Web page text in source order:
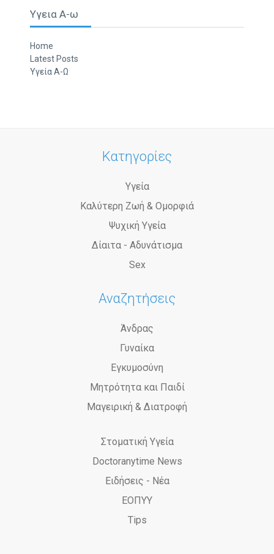
Υγεια Α-ω
Home
Latest Posts
Υγεία Α-Ω
Κατηγορίες
Υγεία
Καλύτερη Ζωή & Ομορφιά
Ψυχική Υγεία
Δίαιτα - Αδυνάτισμα
Sex
Αναζητήσεις
Άνδρας
Γυναίκα
Εγκυμοσύνη
Μητρότητα και Παιδί
Μαγειρική & Διατροφή
Στοματική Υγεία
Doctoranytime News
Ειδήσεις - Νέα
ΕΟΠΥΥ
Tips